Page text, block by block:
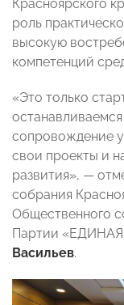
Красноярского
роль
высокую
компетенций
«Это только
сопровождение
свои проекты и
развития», —
собрания
Общественного
Партии
Васильев.